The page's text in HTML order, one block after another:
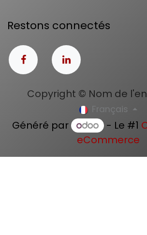
Restons connectés
Copyright © Nom de
Français
Généré par - Le #1
eCommerce